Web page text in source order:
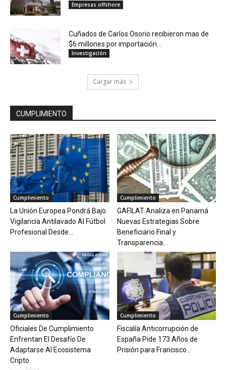
Empresas offshore
Cuñados de Carlos Osorio recibieron mas de
$6 millones por importación...
Investigación
Cargar más
CUMPLIMIENTO
Cumplimiento
La Unión Europea Pondrá Bajo
Vigilancia Antilavado Al Fútbol
Profesional Desde...
Cumplimiento
GAFILAT Analiza en Panamá
Nuevas Estrategias Sobre
Beneficiario Final y
Transparencia...
Cumplimiento
Oficiales De Cumplimiento
Enfrentan El Desafío De
Adaptarse Al Ecosistema
Cripto
Cumplimiento
Fiscalía Anticorrupción de
España Pide 173 Años de
Prisión para Francisco...